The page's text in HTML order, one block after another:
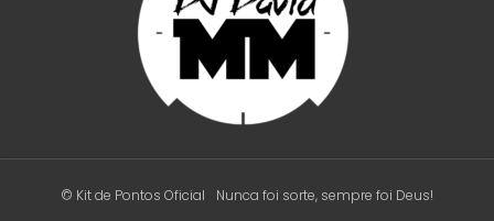
© Kit de Pontos Oficial Nunca foi sorte, sempre foi Deus!